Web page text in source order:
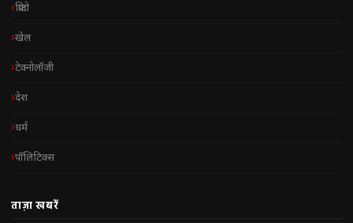
क्रिप्टो
खेल
टेक्नोलॉजी
देश
धर्म
पॉलिटिक्स
ताज़ा खबरें